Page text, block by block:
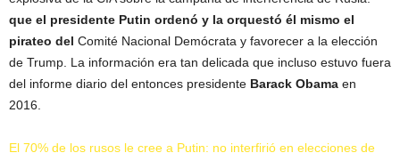
que el presidente Putin ordenó y la orquestó él mismo el
pirateo del Comité Nacional Demócrata y favorecer a la elección
de Trump. La información era tan delicada que incluso estuvo fuera
del informe diario del entonces presidente Barack Obama en
2016.
El 70% de los rusos le cree a Putin: no interfirió en elecciones de